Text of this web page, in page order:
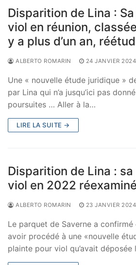
Disparition de Lina :
viol en réunion,
y a plus d’un an,
ALBERTO ROMARIN 24 JANVIER 2024
Une « nouvelle étude juridique »
par Lina qui n’a jusqu’ici pas
poursuites … Aller à la…
LIRE LA SUITE →
Disparition de Lina :
viol en 2022
ALBERTO ROMARIN 23 JANVIER 2024
Le parquet de Saverne a
avoir procédé à une «nouvelle
plainte pour viol qu’avait déposée